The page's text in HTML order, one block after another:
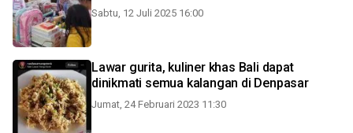
Sabtu, 12 Juli 2025 16:00
Lawar gurita, kuliner khas Bali dapat
dinikmati semua kalangan di Denpasar
Jumat, 24 Februari 2023 11:30